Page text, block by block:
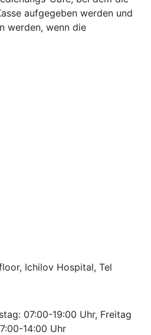
aufgegeben werden und
werden, wenn die
Ichilov Hospital, Tel
07:00-19:00 Uhr, Freitag
14:00 Uhr